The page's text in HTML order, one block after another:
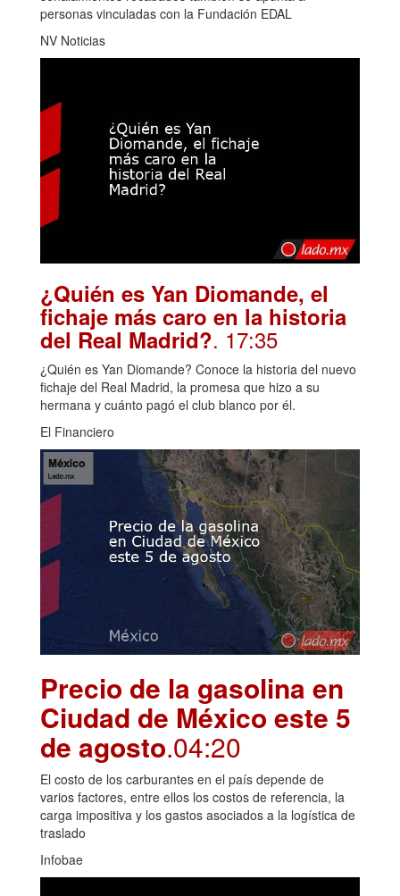
personas vinculadas con la Fundación EDAL
NV Noticias
¿Quién es Yan Diomande, el
fichaje más caro en la historia
del Real Madrid?. 17:35
¿Quién es Yan Diomande? Conoce la historia del nuevo
fichaje del Real Madrid, la promesa que hizo a su
hermana y cuánto pagó el club blanco por él.
El Financiero
Precio de la gasolina en
Ciudad de México este 5
de agosto.04:20
El costo de los carburantes en el país depende de
varios factores, entre ellos los costos de referencia, la
carga impositiva y los gastos asociados a la logística de
traslado
Infobae